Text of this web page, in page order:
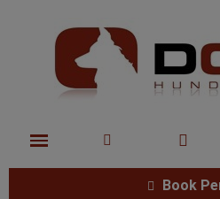
Book